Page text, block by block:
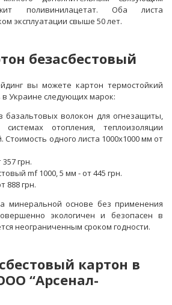
поливинилацетат. Оба листа
эксплуатации свыше 50 лет.
безасбестовый
вы можете картон термостойкий
в Украине следующих марок:
базальтовых волокон для огнезащиты,
отопления, теплоизоляции
одного листа 1000х1000 мм от
грн.
mf 1000, 5 мм - от 445 грн.
888 грн.
минеральной основе без применения
экологичен и безопасен в
неограниченным сроком годности.
картон в
“Арсенал-